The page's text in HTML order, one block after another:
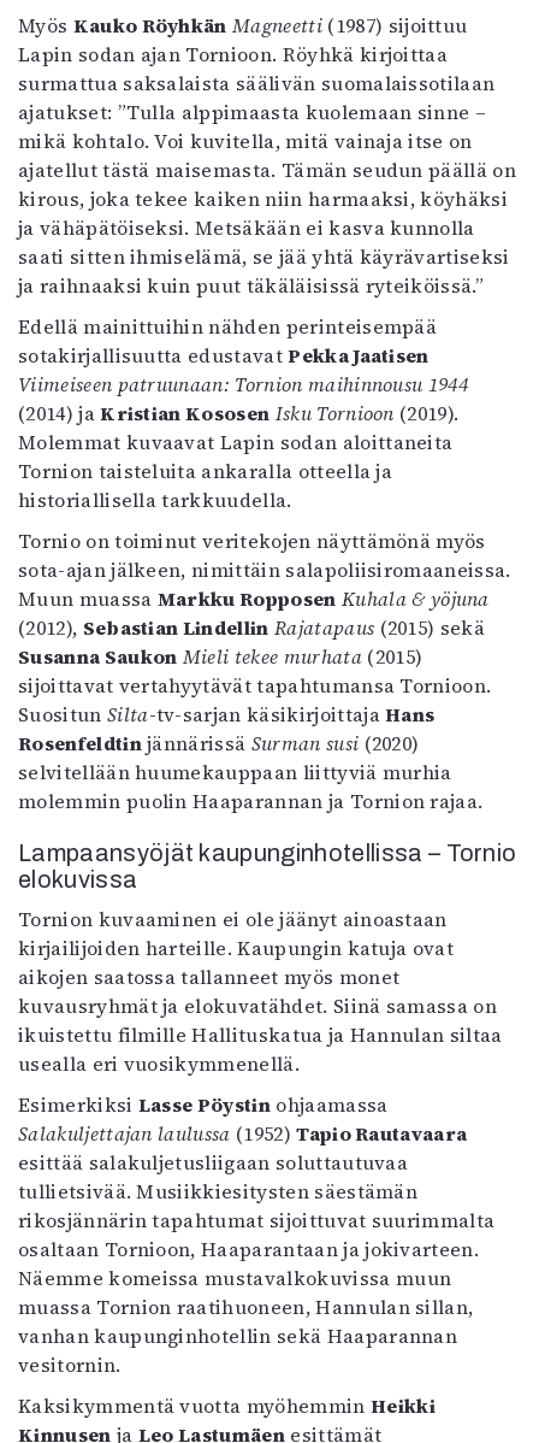
Myös Kauko Röyhkän Magneetti (1987) sijoittuu
Lapin sodan ajan Tornioon. Röyhkä kirjoittaa
surmattua saksalaista säälivän suomalaissotilaan
ajatukset: ”Tulla alppimaasta kuolemaan sinne –
mikä kohtalo. Voi kuvitella, mitä vainaja itse on
ajatellut tästä maisemasta. Tämän seudun päällä on
kirous, joka tekee kaiken niin harmaaksi, köyhäksi
ja vähäpätöiseksi. Metsäkään ei kasva kunnolla
saati sitten ihmiselämä, se jää yhtä käyrävartiseksi
ja raihnaaksi kuin puut täkäläisissä ryteiköissä.”
Edellä mainittuihin nähden perinteisempää
sotakirjallisuutta edustavatPekka Jaatisen
Viimeiseen patruunaan: Tornion maihinnousu 1944
(2014) jaKristian Kososen Isku Tornioon (2019).
Molemmat kuvaavat Lapin sodan aloittaneita
Tornion taisteluita ankaralla otteella ja
historiallisella tarkkuudella.
Tornio on toiminut veritekojen näyttämönä myös
sota-ajan jälkeen, nimittäin salapoliisiromaaneissa.
Muun muassa Markku Ropposen Kuhala & yöjuna
(2012), Sebastian Lindellin Rajatapaus (2015) sekä
Susanna Saukon Mieli tekee murhata(2015)
sijoittavat vertahyytävät tapahtumansa Tornioon.
Suositun Silta-tv-sarjan käsikirjoittajaHans
Rosenfeldtinjännärissä Surman susi (2020)
selvitellään huumekauppaan liittyviä murhia
molemmin puolin Haaparannan ja Tornion rajaa.
Lampaansyöjät kaupunginhotellissa – Tornio
elokuvissa
Tornion kuvaaminen ei ole jäänyt ainoastaan
kirjailijoiden harteille. Kaupungin katuja ovat
aikojen saatossa tallanneet myös monet
kuvausryhmät ja elokuvatähdet. Siinä samassa on
ikuistettu filmille Hallituskatua ja Hannulan siltaa
usealla eri vuosikymmenellä.
Esimerkiksi Lasse Pöystin ohjaamassa
Salakuljettajan laulussa (1952)Tapio Rautavaara
esittää salakuljetusliigaan soluttautuvaa
tullietsivää. Musiikkiesitysten säestämän
rikosjännärin tapahtumat sijoittuvat suurimmalta
osaltaan Tornioon, Haaparantaan ja jokivarteen.
Näemme komeissa mustavalkokuvissa muun
muassa Tornion raatihuoneen, Hannulan sillan,
vanhan kaupunginhotellin sekä Haaparannan
vesitornin.
Kaksikymmentä vuotta myöhemmin Heikki
Kinnusen ja Leo Lastumäen esittämät